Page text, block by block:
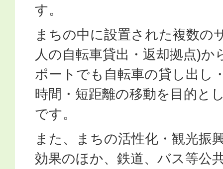
す。
まちの中に設置された複数の
人の自転車貸出・返却拠点)
ポートでも自転車の貸し出し
時間・短距離の移動を目的と
です。
また、まちの活性化・観光振
効果のほか、鉄道、バス等公